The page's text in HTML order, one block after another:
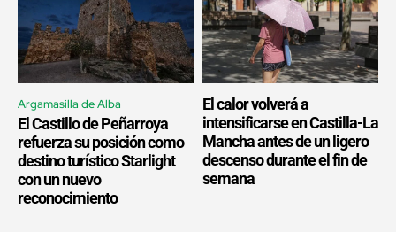
Argamasilla de Alba
El Castillo de Peñarroya
refuerza su posición como
destino turístico Starlight
con un nuevo
reconocimiento
El calor volverá a
intensificarse en Castilla-La
Mancha antes de un ligero
descenso durante el fin de
semana